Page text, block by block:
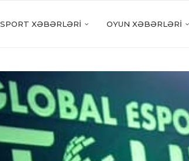
XƏBƏRLƏRI OYUN XƏBƏRLƏRI